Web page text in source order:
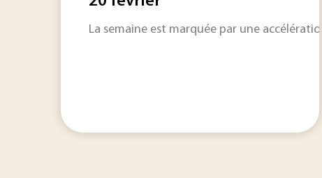
La semaine est marquée par une